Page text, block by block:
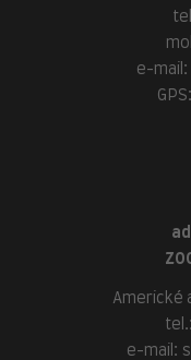
e-mail:
Americké
tel.:
e-mail: